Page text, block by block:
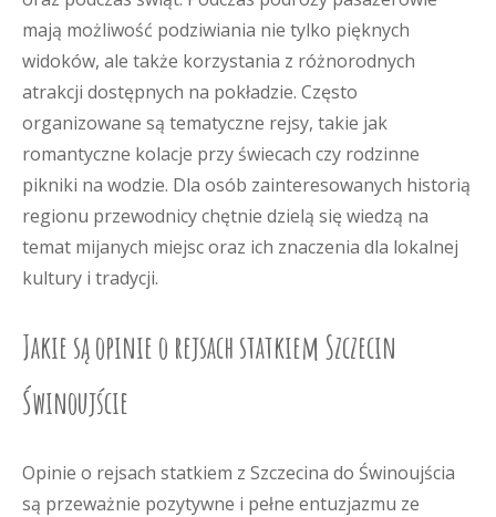
mają możliwość podziwiania nie tylko pięknych
widoków, ale także korzystania z różnorodnych
atrakcji dostępnych na pokładzie. Często
organizowane są tematyczne rejsy, takie jak
romantyczne kolacje przy świecach czy rodzinne
pikniki na wodzie. Dla osób zainteresowanych historią
regionu przewodnicy chętnie dzielą się wiedzą na
temat mijanych miejsc oraz ich znaczenia dla lokalnej
kultury i tradycji.
Jakie są opinie o rejsach statkiem Szczecin
Świnoujście
Opinie o rejsach statkiem z Szczecina do Świnoujścia
są przeważnie pozytywne i pełne entuzjazmu ze